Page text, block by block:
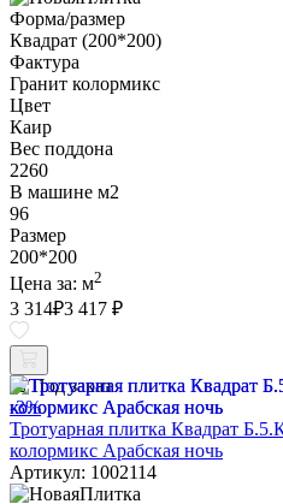
Форма/размер
Квадрат (200*200)
Фактура
Гранит колормикс
Цвет
Каир
Вес поддона
2260
В машине м2
96
Размер
200*200
Цена за: м2
3 314₽3 417 ₽
Под заказ
-3%
Тротуарная плитка Квадрат
колормикс Арабская ночь
Артикул: 1002114